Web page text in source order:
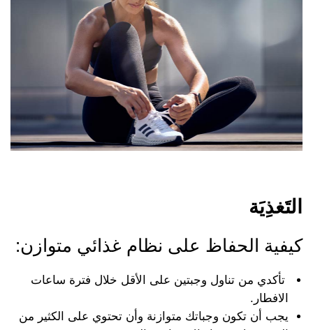
التَغذِيَة
كيفية الحفاظ على نظام غذائي متوازن:
تأكدي من تناول وجبتين على الأقل خلال فترة ساعات
الافطار.
يجب أن تكون وجباتك متوازنة وأن تحتوي على الكثير من